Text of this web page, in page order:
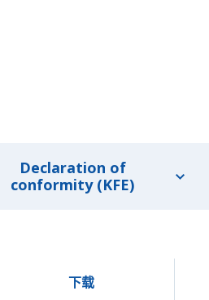
Declaration of
conformity (KFE)
下载